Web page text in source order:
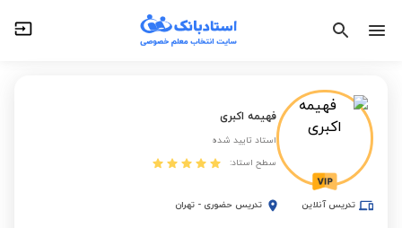
فهیمه اکبری
استاد تایید شده
سطح استاد:
تدریس آنلاین تدریس حضوری - تهران